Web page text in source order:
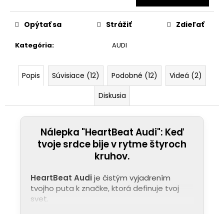
Kategória: AUDI
Opýtať sa Strážiť Zdieľať
Popis Súvisiace (12) Podobné (12)
Videá (2)
Diskusia
Nálepka "HeartBeat Audi": Keď
tvoje srdce bije v rytme štyroch
kruhov.
HeartBeat Audije čistým vyjadrením
tvojho puta k značke, ktorá definuje tvoj
svet.